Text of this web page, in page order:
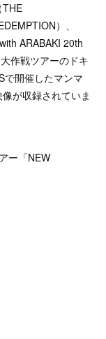
THE
）、
ARABAKI 20th
作戦ツアーのドキ
で開催したマンマ
が収録されていま
ー「NEW